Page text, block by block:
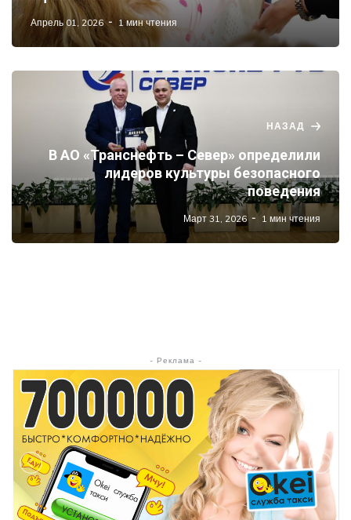
Апрель 01, 2026 1 мин чтения
НАЗАД
В АО «Транснефть – Север» определили
лидеров культуры безопасного
поведения
Март 31, 2026 1 мин чтения
- Реклама -